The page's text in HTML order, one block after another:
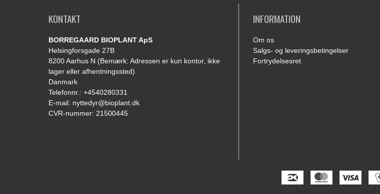
KONTAKT
BORREGAARD BIOPLANT ApS
Helsingforsgade 27B
8200 Aarhus N (Bemærk: Adressen er kun kontor, ikke
lager eller afhentningssted)
Danmark
Telefonnr. : +4540280331
E-mail: nyttedyr@bioplant.dk
CVR-nummer: 21500445
INFORMATION
Om os
Salgs- og leveringsbetingelser
Fortrydelsesret